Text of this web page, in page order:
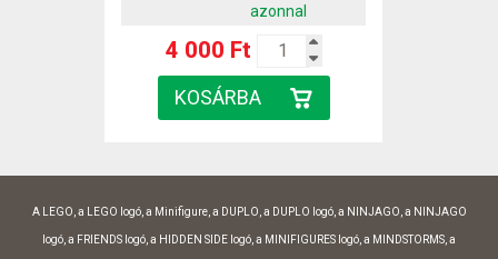
azonnal
4 000 Ft
A LEGO, a LEGO logó, a Minifigure, a DUPLO, a DUPLO logó, a NINJAGO, a NINJAGO
logó, a FRIENDS logó, a HIDDEN SIDE logó, a MINIFIGURES logó, a MINDSTORMS, a